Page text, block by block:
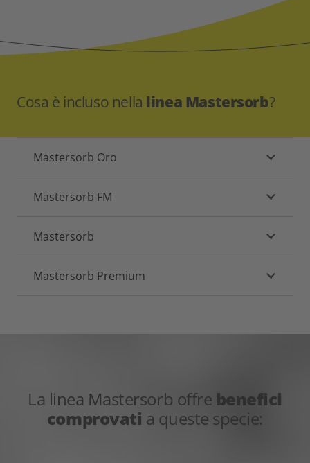
Cosa è incluso nella linea Mastersorb?
Mastersorb Oro
Mastersorb FM
Mastersorb
Mastersorb Premium
La linea Mastersorb offre benefici
comprovati a queste specie: